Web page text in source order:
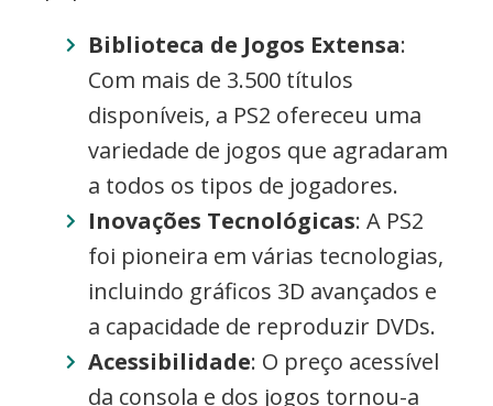
Biblioteca de Jogos Extensa:
Com mais de 3.500 títulos
disponíveis, a PS2 ofereceu uma
variedade de jogos que agradaram
a todos os tipos de jogadores.
Inovações Tecnológicas: A PS2
foi pioneira em várias tecnologias,
incluindo gráficos 3D avançados e
a capacidade de reproduzir DVDs.
Acessibilidade: O preço acessível
da consola e dos jogos tornou-a